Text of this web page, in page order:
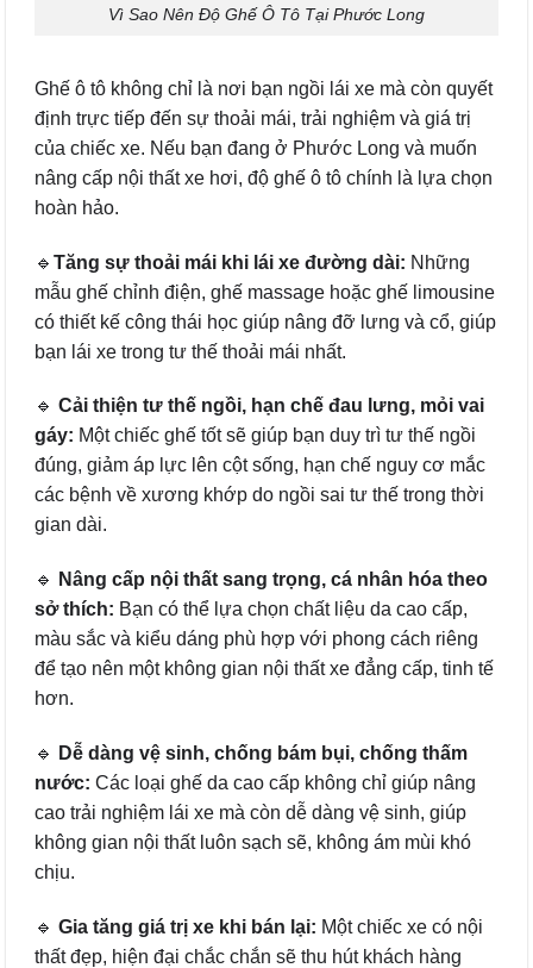
Vì Sao Nên Độ Ghế Ô Tô Tại Phước Long
Ghế ô tô không chỉ là nơi bạn ngồi lái xe mà còn quyết
định trực tiếp đến sự thoải mái, trải nghiệm và giá trị
của chiếc xe. Nếu bạn đang ở Phước Long và muốn
nâng cấp nội thất xe hơi, độ ghế ô tô chính là lựa chọn
hoàn hảo.
🔹 Tăng sự thoải mái khi lái xe đường dài: Những
mẫu ghế chỉnh điện, ghế massage hoặc ghế limousine
có thiết kế công thái học giúp nâng đỡ lưng và cổ, giúp
bạn lái xe trong tư thế thoải mái nhất.
🔹 Cải thiện tư thế ngồi, hạn chế đau lưng, mỏi vai
gáy: Một chiếc ghế tốt sẽ giúp bạn duy trì tư thế ngồi
đúng, giảm áp lực lên cột sống, hạn chế nguy cơ mắc
các bệnh về xương khớp do ngồi sai tư thế trong thời
gian dài.
🔹
Nâng cấp nội thất sang trọng, cá nhân hóa theo
sở thích: Bạn có thể lựa chọn chất liệu da cao cấp,
màu sắc và kiểu dáng phù hợp với phong cách riêng
để tạo nên một không gian nội thất xe đẳng cấp, tinh tế
hơn.
🔹
Dễ dàng vệ sinh, chống bám bụi, chống thấm
nước: Các loại ghế da cao cấp không chỉ giúp nâng
cao trải nghiệm lái xe mà còn dễ dàng vệ sinh, giúp
không gian nội thất luôn sạch sẽ, không ám mùi khó
chịu.
🔹 Gia tăng giá trị xe khi bán lại: Một chiếc xe có nội
thất đẹp, hiện đại chắc chắn sẽ thu hút khách hàng